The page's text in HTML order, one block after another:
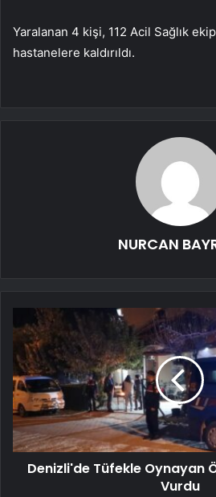
Yaralanan 4 kişi, 112 Acil Sağlık
hastanelere kaldırıldı.
NURCAN
Denizli'de Tüfekle Oynayan
Vurdu